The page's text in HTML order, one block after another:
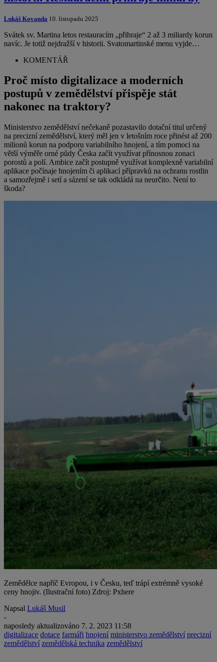
Lukáš Kovanda 10. listopadu 2025
Svátek sv. Martina letos restauracím „přihraje“ 2 až 3 miliardy korun
navíc. Je totiž nejdražší v historii. Svatomartinské menu vyjde…
KOMENTÁŘ
Proč místo digitalizace a moderních
postupů v zemědělství přispěje stát
nakonec na traktory?
Ministerstvo zemědělství nečekaně pozastavilo dotační titul určený
na precizní zemědělství, který měl jen v letošním roce přinést až 200
milionů korun na podporu variabilního hnojení, a tím pomoci na
větší výměře orné půdy Česka začít využívat přínosnou zonaci
porostů a polí. Ambice začít postupně využívat komplexně variabilní
aplikace počínaje hnojením či aplikací přípravků na ochranu rostlin
a samozřejmě i setí a sázení se tak odkládá na neurčito. Není to
škoda?
Zemědělce napříč Evropou, i v Česku, teď trápí extrémně vysoké
ceny hnojiv. (Ilustrační foto) Zdroj: Pxhere
Napsal Lukáš Musil
-
naposledy aktualizováno 7. 2. 2023 11:58
digitalizace dotace farmáři hnojení ministerstvo zemědělství precizní
zemědělství zemědělská technika zemědělství